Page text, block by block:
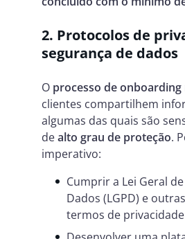
2. Protocolos de
segurança de dados
O processo de onboarding
clientes compartilhem
algumas das quais são
dealto grau de proteção.
imperativo:
Cumprir a Lei Geral
Dados (LGPD) e
termos de